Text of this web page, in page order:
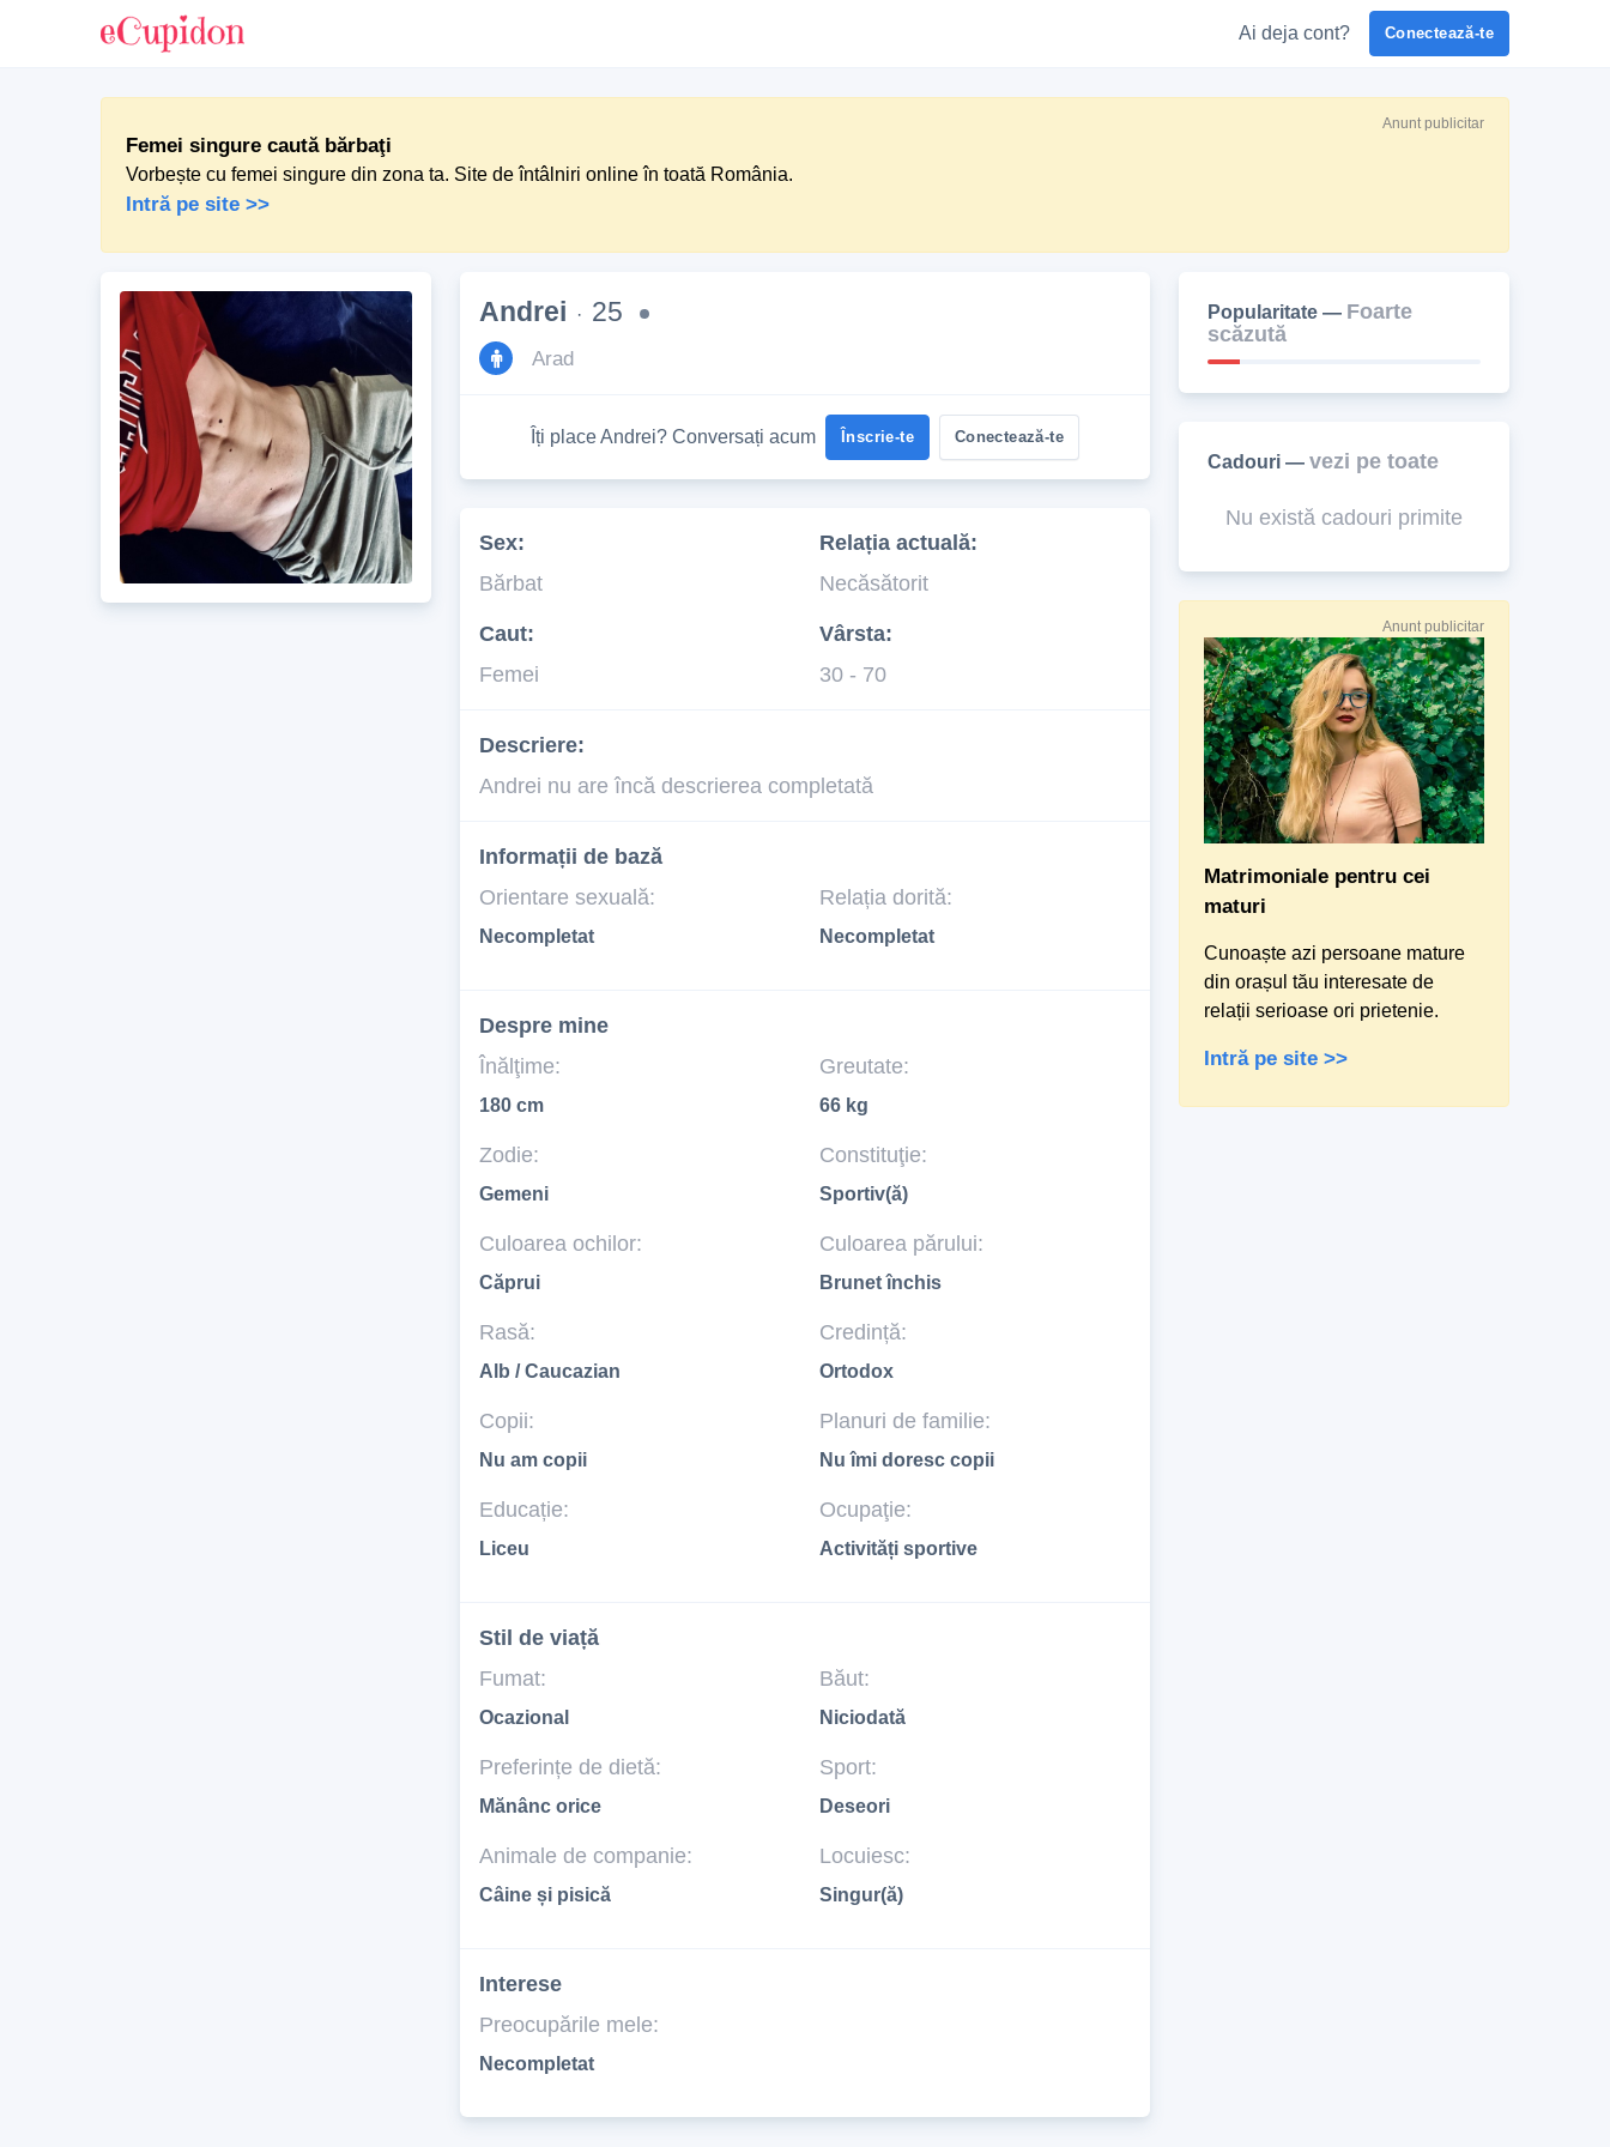
Ai deja cont? Conectează-te
Anunt publicitar
Femei singure caută bărbaţi
Vorbește cu femei singure din zona ta. Site de întâlniri online în toată România.
Intră pe site >>
Andrei · 25
Arad
Îți place Andrei? Conversați acum Înscrie-te Conectează-te
Sex:
Bărbat
Relația actuală:
Necăsătorit
Caut:
Femei
Vârsta:
30 - 70
Descriere:
Andrei nu are încă descrierea completată
Informații de bază
Orientare sexuală:
Necompletat
Relația dorită:
Necompletat
Despre mine
Înălţime:
180 cm
Greutate:
66 kg
Zodie:
Gemeni
Constituţie:
Sportiv(ă)
Culoarea ochilor:
Căprui
Culoarea părului:
Brunet închis
Rasă:
Alb / Caucazian
Credință:
Ortodox
Copii:
Nu am copii
Planuri de familie:
Nu îmi doresc copii
Educație:
Liceu
Ocupaţie:
Activități sportive
Stil de viață
Fumat:
Ocazional
Băut:
Niciodată
Preferințe de dietă:
Mănânc orice
Sport:
Deseori
Animale de companie:
Câine și pisică
Locuiesc:
Singur(ă)
Interese
Preocupările mele:
Necompletat
Popularitate — Foarte
scăzută
Cadouri — vezi pe toate
Nu există cadouri primite
Anunt publicitar
Matrimoniale pentru cei
maturi
Cunoaște azi persoane mature
din orașul tău interesate de
relații serioase ori prietenie.
Intră pe site >>